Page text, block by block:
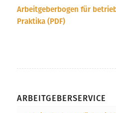
Arbeitgeberbogen für
Praktika (PDF)
ARBEITGEBERSERVICE